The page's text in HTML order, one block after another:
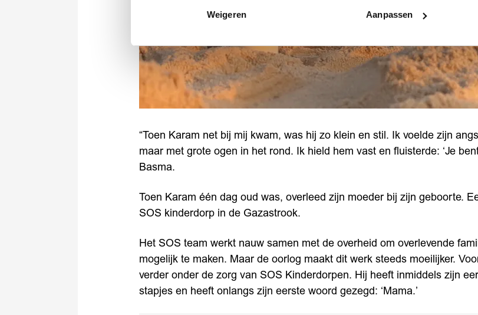
Weigeren Aanpassen
“Toen Karam net bij mij kwam, was hij zo klein en stil. Ik voelde zijn
maar met grote ogen in het rond. Ik hield hem vast en fluisterde: ‘Je
Basma.
Toen Karam één dag oud was, overleed zijn moeder bij zijn geboorte.
SOS kinderdorp in de Gazastrook.
Het SOS team werkt nauw samen met de overheid om overlevende
mogelijk te maken. Maar de oorlog maakt dit werk steeds moeilijker.
verder onder de zorg van SOS Kinderdorpen. Hij heeft inmiddels zijn
stapjes en heeft onlangs zijn eerste woord gezegd: ‘Mama.’